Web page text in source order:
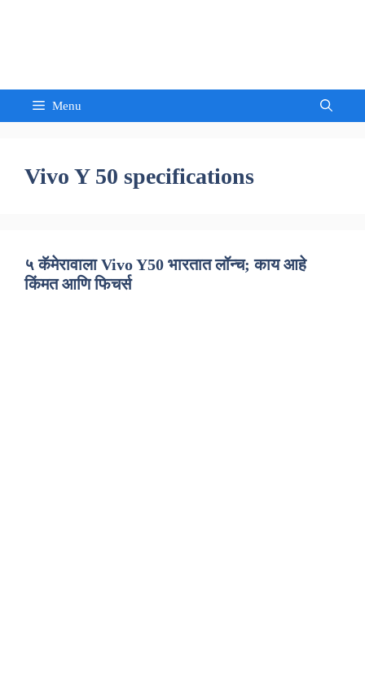
Menu
Vivo Y 50 specifications
५ कॅमेरावाला Vivo Y50 भारतात लॉन्च; काय आहे
किंमत आणि फिचर्स